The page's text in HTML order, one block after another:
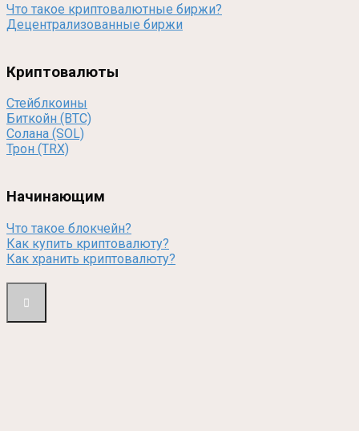
Что такое криптовалютные биржи?
Децентрализованные биржи
Криптовалюты
Стейблкоины
Биткойн (BTC)
Солана (SOL)
Трон (TRX)
Начинающим
Что такое блокчейн?
Как купить криптовалюту?
Как хранить криптовалюту?